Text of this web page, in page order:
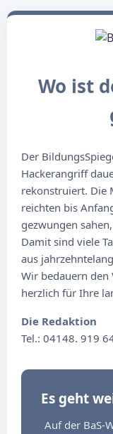
Wo ist
Der
Hackerangriff
rekonstruiert. Die
reichten bis
gezwungen
Damit sind viele
aus
Wir bedauern den
herzlich für Ihre
Die Redaktion
Tel.: 04148. 919
Es geht
Auf der BaS-